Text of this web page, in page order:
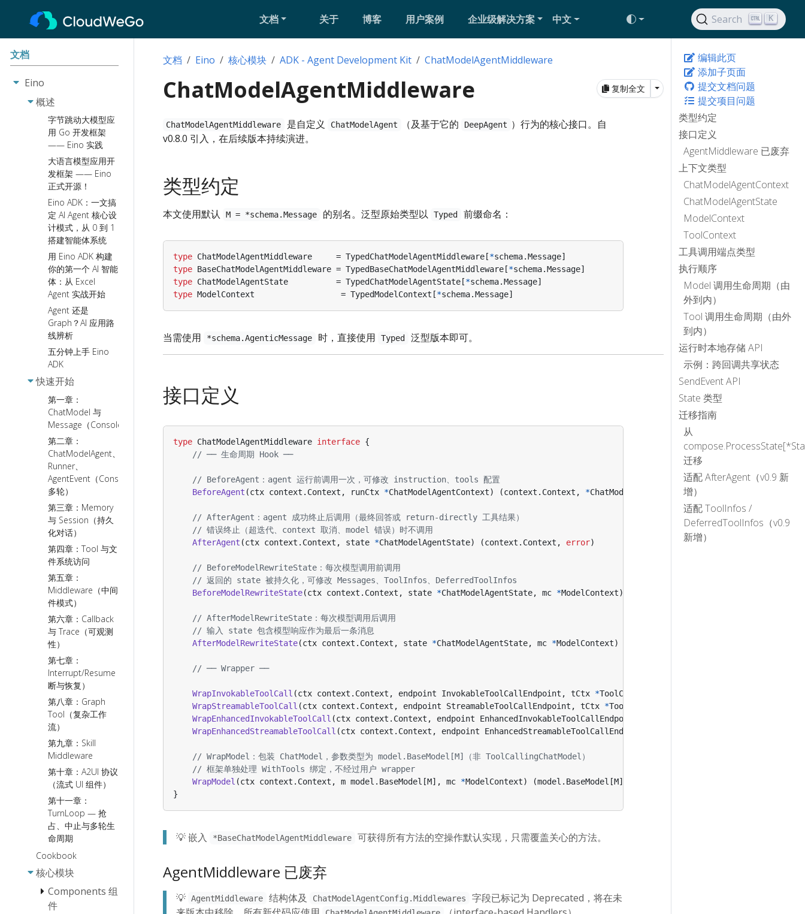
文档 关于 博客 用户案例 企业级解决方案 中文 Search K
文档
Eino
概述
字节跳动大模型应
用 Go 开发框架
—— Eino 实践
大语言模型应用开
发框架 —— Eino
正式开源！
Eino ADK：一文搞
定 AI Agent 核心设
计模式，从 0 到 1
搭建智能体系统
用 Eino ADK 构建
你的第一个 AI 智能
体：从 Excel
Agent 实战开始
Agent 还是
Graph？AI 应用路
线辨析
五分钟上手 Eino
ADK
快速开始
第一章：
ChatModel 与
Message（Console）
第二章：
ChatModelAgent、
Runner、
AgentEvent（Console
多轮）
第三章：Memory
与 Session（持久
化对话）
第四章：Tool 与文
件系统访问
第五章：
Middleware（中间
件模式）
第六章：Callback
与 Trace（可观测
性）
第七章：
Interrupt/Resume（中
断与恢复）
第八章：Graph
Tool（复杂工作
流）
第九章：Skill
Middleware
第十章：A2UI 协议
（流式 UI 组件）
第十一章：
TurnLoop — 抢
占、中止与多轮生
命周期
Cookbook
核心模块
Components 组
件
编辑此页
添加子页面
提交文档问题
提交项目问题
类型约定
接口定义
AgentMiddleware 已废弃
上下文类型
ChatModelAgentContext
ChatModelAgentState
ModelContext
ToolContext
工具调用端点类型
执行顺序
Model 调用生命周期（由
外到内）
Tool 调用生命周期（由外
到内）
运行时本地存储 API
示例：跨回调共享状态
SendEvent API
State 类型
迁移指南
从
迁移
适配 AfterAgent（v0.9 新
增）
适配 ToolInfos /
DeferredToolInfos（v0.9
新增）
文档 Eino 核心模块 ADK - Agent Development Kit ChatModelAgentMiddleware
复制全文 Toggle Dropdown
ChatModelAgentMiddleware
ChatModelAgentMiddleware 是自定义 ChatModelAgent （及基于它的 DeepAgent ）行为的核心接口。自
v0.8.0 引入，在后续版本持续演进。
类型约定
本文使用默认 M = *schema.Message 的别名。泛型原始类型以 Typed 前缀命名：
type ChatModelAgentMiddleware = TypedChatModelAgentMiddleware [*schema.Message]
type BaseChatModelAgentMiddleware = TypedBaseChatModelAgentMiddleware [*schema.Message]
type ChatModelAgentState = TypedChatModelAgentState [*schema.Message]
type ModelContext = TypedModelContext [*schema.Message]
当需使用 *schema.AgenticMessage 时，直接使用 Typed 泛型版本即可。
接口定义
type ChatModelAgentMiddleware interface {
// ── 生命周期 Hook ──
// BeforeAgent：agent 运行前调用一次，可修改 instruction、tools 配置
BeforeAgent (ctx context . Context , runCtx *ChatModelAgentContext) (context . Context , *ChatModelAgentContext,
// AfterAgent：agent 成功终止后调用（最终回答或 return-directly 工具结果）
// 错误终止（超迭代、context 取消、model 错误）时不调用
AfterAgent (ctx context . Context , state *ChatModelAgentState) (context . Context , error)
// BeforeModelRewriteState：每次模型调用前调用
// 返回的 state 被持久化，可修改 Messages、ToolInfos、DeferredToolInfos
BeforeModelRewriteState(ctx context . Context , state *ChatModelAgentState, mc *ModelContext)
// AfterModelRewriteState：每次模型调用后调用
// 输入 state 包含模型响应作为最后一条消息
AfterModelRewriteState(ctx context . Context , state *ChatModelAgentState, mc *ModelContext)
// ── Wrapper ──
WrapInvokableToolCall (ctx context . Context , endpoint InvokableToolCallEndpoint , tCtx *ToolContext
WrapStreamableToolCall (ctx context . Context , endpoint StreamableToolCallEndpoint , tCtx *ToolContext
WrapEnhancedInvokableToolCall (ctx context . Context , endpoint EnhancedInvokableToolCallEndpoint
WrapEnhancedStreamableToolCall (ctx context . Context , endpoint EnhancedStreamableToolCallEndpoint
// WrapModel：包装 ChatModel，参数类型为 model.BaseModel[M]（非 ToolCallingChatModel）
// 框架单独处理 WithTools 绑定，不经过用户 wrapper
WrapModel (ctx context . Context , m model . BaseModel [M], mc *ModelContext) (model . BaseModel [M],
}
💡 嵌入 *BaseChatModelAgentMiddleware 可获得所有方法的空操作默认实现，只需覆盖关心的方法。
AgentMiddleware 已废弃
💡 AgentMiddleware 结构体及 ChatModelAgentConfig.Middlewares
字段已标记为 Deprecated，将在未